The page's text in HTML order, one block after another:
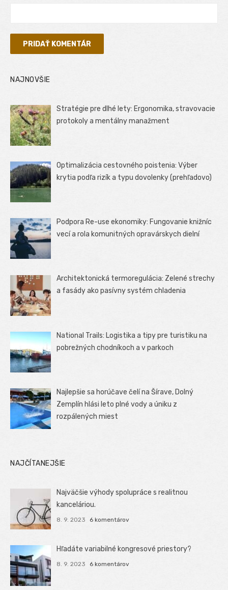
NAJNOVŠIE
Stratégie pre dlhé lety: Ergonomika, stravovacie
protokoly a mentálny manažment
Optimalizácia cestovného poistenia: Výber
krytia podľa rizík a typu dovolenky (prehľadovo)
Podpora Re-use ekonomiky: Fungovanie knižníc
vecí a rola komunitných opravárskych dielní
Architektonická termoregulácia: Zelené strechy
a fasády ako pasívny systém chladenia
National Trails: Logistika a tipy pre turistiku na
pobrežných chodníkoch a v parkoch
Najlepšie sa horúčave čelí na Šírave, Dolný
Zemplín hlási leto plné vody a úniku z
rozpálených miest
NAJČÍTANEJŠIE
Najväčšie výhody spolupráce s realitnou
kanceláriou.
8. 9. 2023 6 komentárov
Hľadáte variabilné kongresové priestory?
8. 9. 2023 6 komentárov